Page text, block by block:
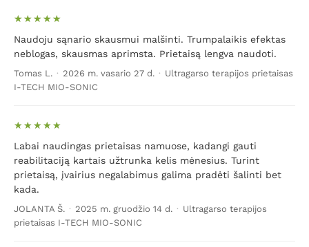
Spuogų (aknės) atsiradimo priežastys gali būti
įvairios.Bene dažniausiai įtaką spuogų atsiradimui turi
šie veiksniai:
sistemoje;
– netinkamos, odą erzinančios kosmetinės priemonės;
– blogas gyvenimo būdas (pavyzdžiui, miego trūkumas,
tokie, kaip alkoholio vartojimas ar rūkymas);
Naudoju sąnario skausmui malšinti. Trumpalaikis efektas
neblogas, skausmas aprimsta. Prietaisą lengva naudoti.
Tomas L. · 2026 m. vasario 27 d. · Ultragarso terapijos prietaisas
I-TECH MIO-SONIC
Labai naudingas prietaisas namuose, kadangi gauti
reabilitaciją kartais užtrunka kelis mėnesius. Turint
prietaisą, įvairius negalabimus galima pradėti šalinti bet
kada.
JOLANTA Š. · 2025 m. gruodžio 14 d. · Ultragarso terapijos
prietaisas I-TECH MIO-SONIC